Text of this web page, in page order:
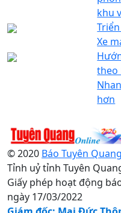
khu
Xe
theo
hơn
© 2020 Báo Tuyên
Tỉnh uỷ tỉnh Tuyên
Giấy phép hoạt động
ngày 17/03/2022